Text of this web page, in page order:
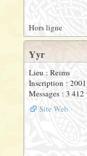
Hors ligne
Yyr
Lieu : Reims
Inscription : 2001
Messages : 3 412
Site Web